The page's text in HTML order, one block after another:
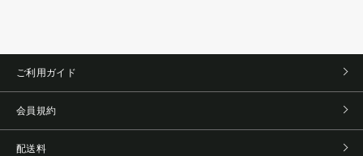
ご利用ガイド
会員規約
配送料